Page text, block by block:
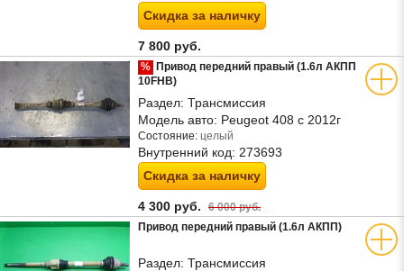
Скидка за наличку
7 800 руб.
% Привод передний правый (1.6л АКПП
10FHB)
Раздел: Трансмиссия
Модель авто: Peugeot 408 с 2012г
Состояние: целый
Внутренний код: 273693
Скидка за наличку
4 300 руб. 6 000 руб.
Привод передний правый (1.6л АКПП)
Раздел: Трансмиссия